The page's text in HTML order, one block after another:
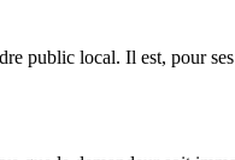
public local. Il est, pour